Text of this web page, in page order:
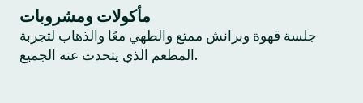
مأكولات ومشروبات
جلسة قهوة وبرانش ممتع والطهي معًا والذهاب لتجربة
المطعم الذي يتحدث عنه الجميع.